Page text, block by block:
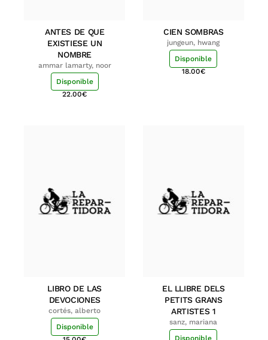
ANTES DE QUE
EXISTIESE UN
NOMBRE
ammar lamarty, noor
Disponible
22.00€
CIEN SOMBRAS
jungeun, hwang
Disponible
18.00€
LIBRO DE LAS
DEVOCIONES
cortés, alberto
Disponible
EL LLIBRE DELS
PETITS GRANS
ARTISTES 1
sanz, mariana